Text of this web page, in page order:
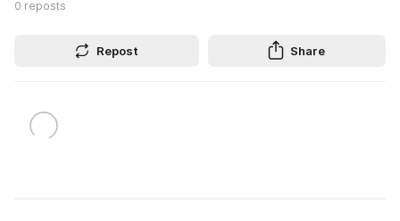
0 reposts
Repost Share